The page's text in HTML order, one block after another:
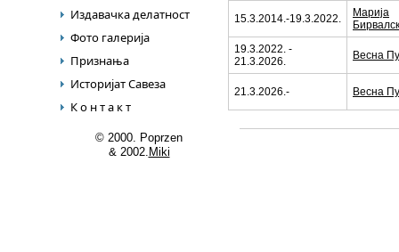
Издавачка делатност
Фото галерија
Признања
Историјат Савеза
К о н т а к т
© 2000. Poprzen
& 2002. Miki
15.3.2014.-19.3.2022.
Марија
19.3.2022. -
21.3.2026.
Весна
21.3.2026.- Весна